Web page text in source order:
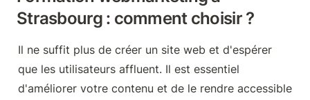
Strasbourg : comment choisir ?
Il ne suffit plus de créer un site web et d'espérer
que les utilisateurs affluent. Il est essentiel
d'améliorer votre contenu et de le rendre accessible